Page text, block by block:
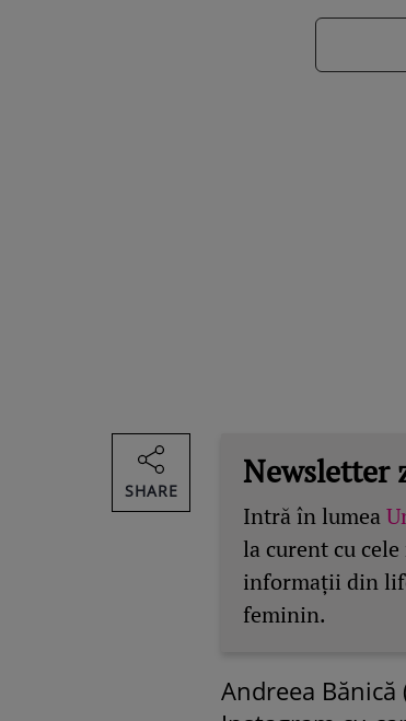
Newsletter
Intră în lumea
la curent cu
informații din
feminin.
Andreea
SHARE